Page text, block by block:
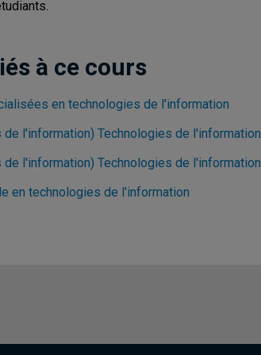
à ce cours
en technologies de l'information
l'information) Technologies de l'information
l'information) Technologies de l'information
en technologies de l'information